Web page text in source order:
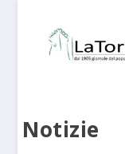
Notizie